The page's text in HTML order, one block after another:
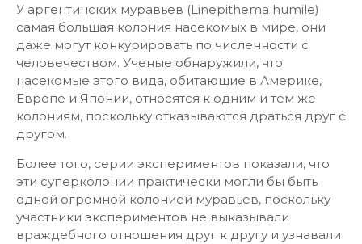
У аргентинских муравьев (Linepithema humile)
самая большая колония насекомых в мире, они
даже могут конкурировать по численности с
человечеством. Ученые обнаружили, что
насекомые этого вида, обитающие в Америке,
Европе и Японии, относятся к одним и тем же
колониям, поскольку отказываются драться друг с
другом.
Более того, серии экспериментов показали, что
эти суперколонии практически могли бы быть
одной огромной колонией муравьев, поскольку
участники экспериментов не выказывали
враждебного отношения друг к другу и узнавали